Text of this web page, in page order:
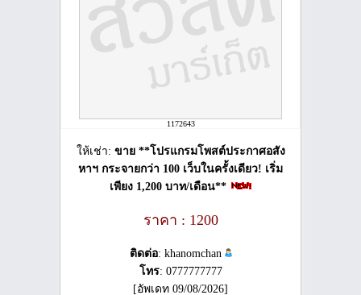
1172643
ให้เช่า: ขาย **โปรแกรมโพสต์ประกาศอสัง
หาฯ กระจายกว่า 100 เว็บในครั้งเดียว! เริ่ม
เพียง 1,200 บาท/เดือน**
ราคา : 1200
ติดต่อ: khanomchan
โทร: 0777777777
[อัพเดท 09/08/2026]